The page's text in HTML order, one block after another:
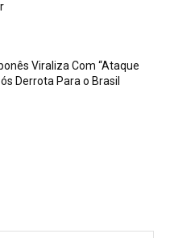
Viraliza Com “Ataque
Derrota Para o Brasil